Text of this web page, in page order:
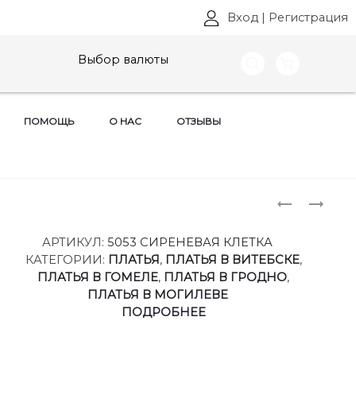
Вход | Регистрация
Выбор валюты
ПОМОЩЬ О НАС ОТЗЫВЫ
ПЛАТЬЯ
5052
ПЛАТЬЯ
5053
АРТИКУЛ:5053 СИРЕНЕВАЯ КЛЕТКА
КАТЕГОРИИ: ПЛАТЬЯ, ПЛАТЬЯ В ВИТЕБСКЕ,
ПЛАТЬЯ В ГОМЕЛЕ, ПЛАТЬЯ В ГРОДНО,
ПЛАТЬЯ В МОГИЛЕВЕ
ПОДРОБНЕЕ